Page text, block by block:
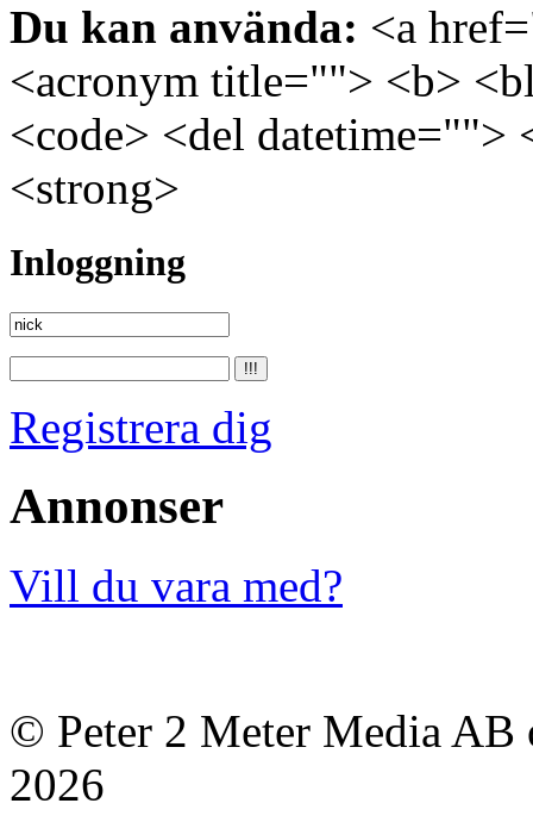
Du kan använda: <a
<acronym title=""> <b>
<code> <del
<strong>
Inloggning
Registrera dig
Annonser
Vill du vara med?
© Peter 2 Meter Media AB
2026